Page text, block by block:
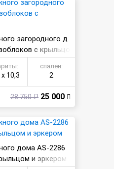
загородного д
с крыльцо
10,3
спален:
2
28 750 ₽ 25 000
дома AS-2286
и эркером